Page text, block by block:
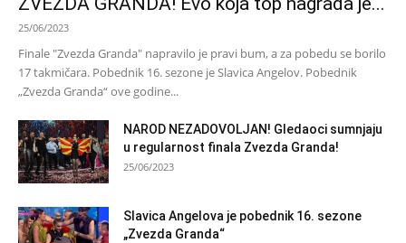
25/06/2023
Finale "Zvezda Granda" napravilo je pravi bum, a za pobedu se borilo
17 takmičara. Pobednik 16. sezone je Slavica Angelov. Pobednik
„Zvezda Granda“ ove godine...
NAROD NEZADOVOLJAN! Gledaoci sumnjaju
u regularnost finala Zvezda Granda!
25/06/2023
Slavica Angelova je pobednik 16. sezone
„Zvezda Granda“